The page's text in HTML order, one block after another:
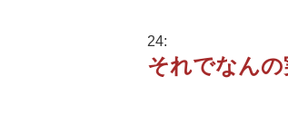
24:
それでなん